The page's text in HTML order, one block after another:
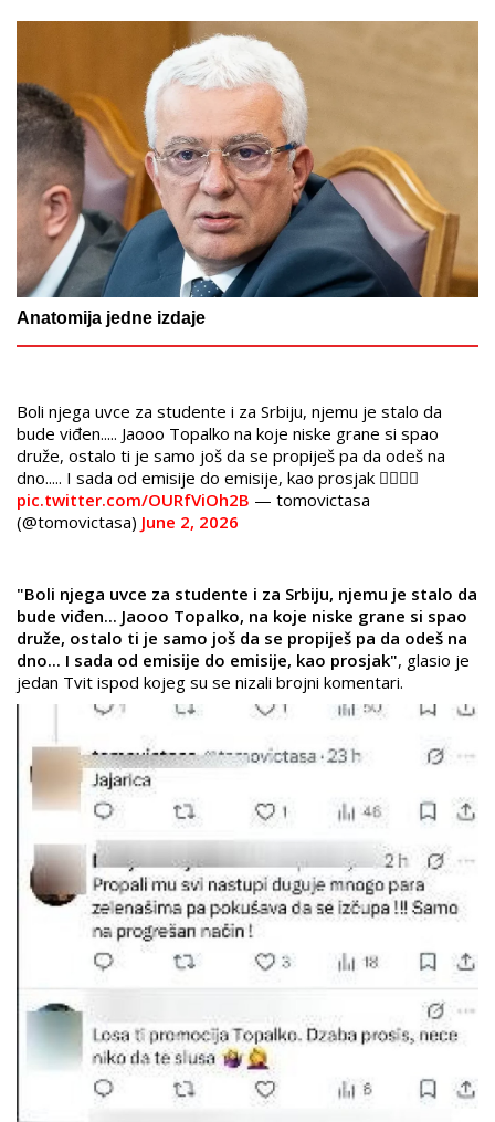
Anatomija jedne izdaje
Boli njega uvce za studente i za Srbiju, njemu je stalo da
bude viđen..... Jaooo Topalko na koje niske grane si spao
druže, ostalo ti je samo još da se propiješ pa da odeš na
dno..... I sada od emisije do emisije, kao prosjak 🤦‍♀️🤦‍♀️
pic.twitter.com/OURfViOh2B — tomovictasa
(@tomovictasa) June 2, 2026
"Boli njega uvce za studente i za Srbiju, njemu je stalo da
bude viđen... Jaooo Topalko, na koje niske grane si spao
druže, ostalo ti je samo još da se propiješ pa da odeš na
dno... I sada od emisije do emisije, kao prosjak", glasio je
jedan Tvit ispod kojeg su se nizali brojni komentari.